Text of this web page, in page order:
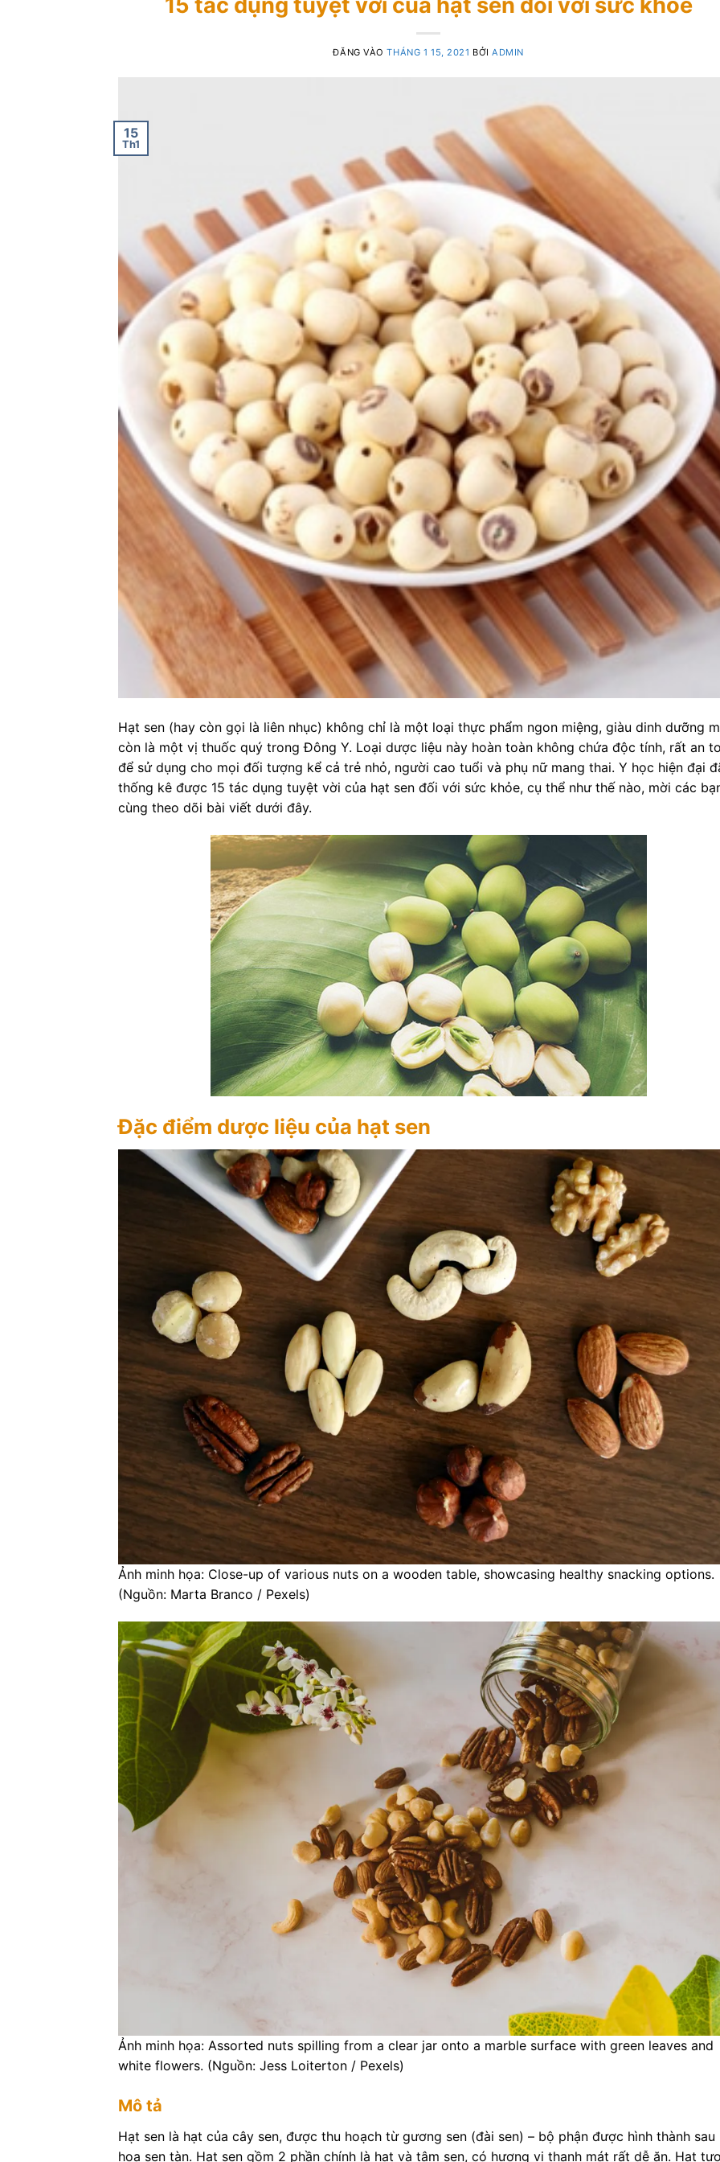
ĐĂNG VÀOTHÁNG 1 15, 2021 BỞIADMIN
15
Th1
Hạt sen (hay còn gọi là liên nhục) không chỉ là một loại thực phẩm ngon miệng, giàu dinh dưỡng
còn là một vị thuốc quý trong Đông Y. Loại dược liệu này hoàn toàn không chứa độc tính, rất an
để sử dụng cho mọi đối tượng kể cả trẻ nhỏ, người cao tuổi và phụ nữ mang thai. Y học hiện đại
thống kê được 15 tác dụng tuyệt vời của hạt sen đối với sức khỏe, cụ thể như thế nào, mời các
cùng theo dõi bài viết dưới đây.
Đặc điểm dược liệu của hạt sen
Ảnh minh họa: Close-up of various nuts on a wooden table, showcasing healthy snacking options.
(Nguồn: Marta Branco / Pexels)
Ảnh minh họa: Assorted nuts spilling from a clear jar onto a marble surface with green leaves and
white flowers. (Nguồn: Jess Loiterton / Pexels)
Mô tả
Hạt sen là hạt của cây sen, được thu hoạch từ gương sen (đài sen) – bộ phận được hình thành sau
hoa sen tàn. Hạt sen gồm 2 phần chính là hạt và tâm sen, có hương vị thanh mát rất dễ ăn. Hạt